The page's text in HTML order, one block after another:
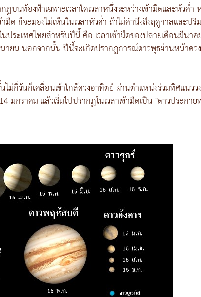
บนท้องฟ้าเฉพาะเวลาใดเวลาหนึ่งระหว่างเช้ามืดและหัวค่ำ
ามืด ก็จะมองไม่เห็นในเวลาหัวค่ำ ถ้าไม่คำนึงถึงฤดูกาลและป
ระเทศไทยสำหรับปีนี้ คือ เวลาเช้ามืดของปลายเดือนมีนาค
ายน นอกจากนั้น ปีนี้จะเกิดปรากฏการณ์ดาวพุธผ่านหน้าดว
ม่กี่วันก็เคลื่อนเข้าใกล้ดวงอาทิตย์ ผ่านตำแหน่งร่วมทิศแนว
กราคม แล้วเริ่มไปปรากฏในเวลาเช้ามืดเป็น "ดาวประกาย